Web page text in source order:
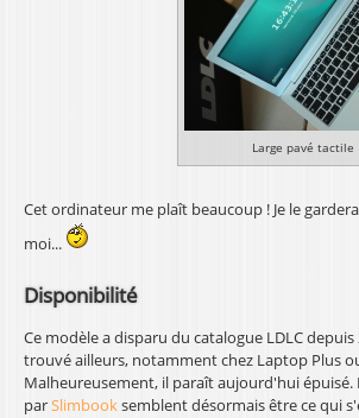
Large pavé tactile
Cet ordinateur me plaît beaucoup ! Je le
moi...
Disponibilité
Ce modèle a disparu du catalogue LDLC
trouvé ailleurs, notamment chez Laptop Plus
Malheureusement, il paraît aujourd'hui
parSlimbooksemblent désormais être ce qui